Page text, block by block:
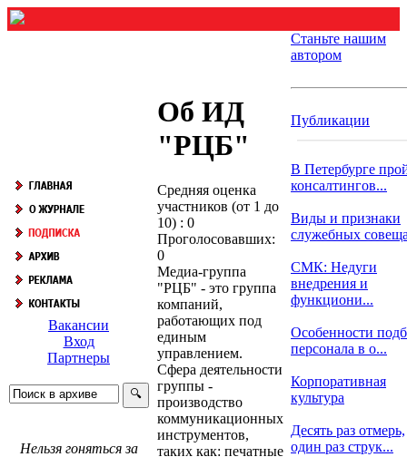
Вакансии
Вход
Партнеры
Нельзя гоняться за
Об ИД
"РЦБ"
Средняя оценка
участников (от 1 до
10) : 0
Проголосовавших:
0
Медиа-группа
"РЦБ" - это группа
компаний,
работающих под
единым
управлением.
Сфера деятельности
группы -
производство
коммуникационных
инструментов,
таких как: печатные
Станьте нашим
автором
Публикации
В Петербурге
консалтингов...
Виды и признаки
служебных
СМК: Недуги
внедрения и
функциони...
Особенности
персонала в о...
Корпоративная
культура
Десять раз отмерь,
один раз струк...